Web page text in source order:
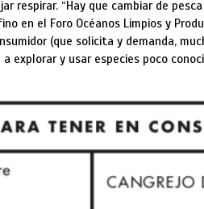
respirar. “Hay que cambiar de
en el Foro Océanos Limpios y
(que solicita y demanda,
explorar y usar especies poco